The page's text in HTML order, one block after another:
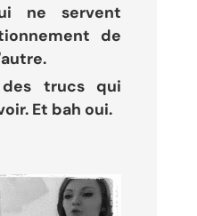
ne servent
de
trucs qui
Et bah oui.